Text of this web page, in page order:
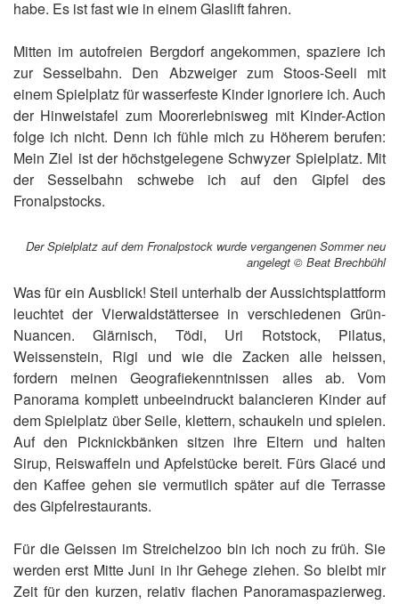
habe. Es ist fast wie in einem Glaslift fahren.
Mitten im autofreien Bergdorf angekommen, spaziere ich
zur Sesselbahn. Den Abzweiger zum Stoos-Seeli mit
einem Spielplatz für wasserfeste Kinder ignoriere ich. Auch
der Hinweistafel zum Moorerlebnisweg mit Kinder-Action
folge ich nicht. Denn ich fühle mich zu Höherem berufen:
Mein Ziel ist der höchstgelegene Schwyzer Spielplatz. Mit
der Sesselbahn schwebe ich auf den Gipfel des
Fronalpstocks.
Der Spielplatz auf dem Fronalpstock wurde vergangenen Sommer neu
angelegt © Beat Brechbühl
Was für ein Ausblick! Steil unterhalb der Aussichtsplattform
leuchtet der Vierwaldstättersee in verschiedenen Grün-
Nuancen. Glärnisch, Tödi, Uri Rotstock, Pilatus,
Weissenstein, Rigi und wie die Zacken alle heissen,
fordern meinen Geografiekenntnissen alles ab. Vom
Panorama komplett unbeeindruckt balancieren Kinder auf
dem Spielplatz über Seile, klettern, schaukeln und spielen.
Auf den Picknickbänken sitzen ihre Eltern und halten
Sirup, Reiswaffeln und Apfelstücke bereit. Fürs Glacé und
den Kaffee gehen sie vermutlich später auf die Terrasse
des Gipfelrestaurants.
Für die Geissen im Streichelzoo bin ich noch zu früh. Sie
werden erst Mitte Juni in ihr Gehege ziehen. So bleibt mir
Zeit für den kurzen, relativ flachen Panoramaspazierweg.